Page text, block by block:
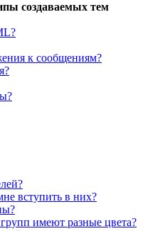
создаваемых тем
к сообщениям?
вступить в них?
имеют разные цвета?